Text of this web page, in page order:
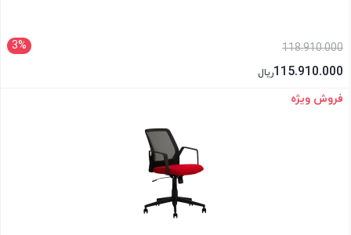
3% 118.910.000
115.910.000ریال
بستن
فروش ویژه